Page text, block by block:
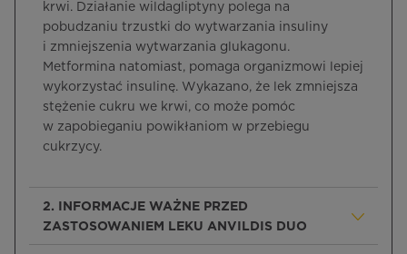
krwi. Działanie wildagliptyny polega na
pobudzaniu trzustki do wytwarzania insuliny
i zmniejszenia wytwarzania glukagonu.
Metformina natomiast, pomaga organizmowi lepiej
wykorzystać insulinę. Wykazano, że lek zmniejsza
stężenie cukru we krwi, co może pomóc
w zapobieganiu powikłaniom w przebiegu
cukrzycy.
2. INFORMACJE WAŻNE PRZED
ZASTOSOWANIEM LEKU ANVILDIS DUO